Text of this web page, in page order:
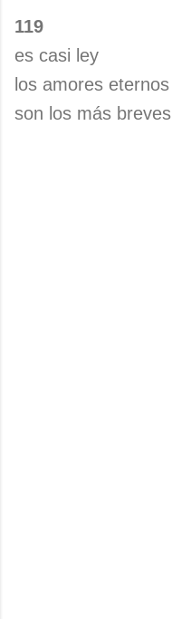
119
es casi ley
los amores eternos
son los más breves